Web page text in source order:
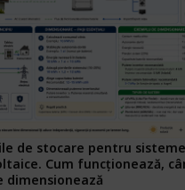
de stocare pentru sisteme
Cum funcționează,
dimensionează